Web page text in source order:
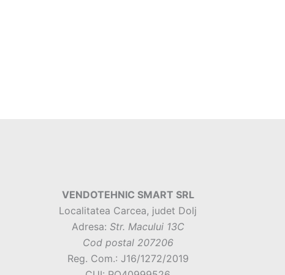
VENDOTEHNIC SMART SRL
Localitatea Carcea, judet Dolj
Adresa: Str. Macului 13C
Cod postal 207206
Reg. Com.: J16/1272/2019